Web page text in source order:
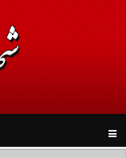
navigation